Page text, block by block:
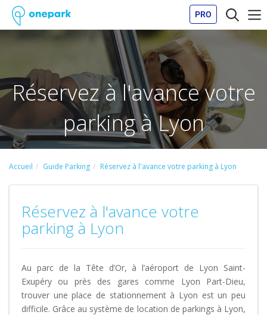
PRO
Réservez à l'avance votre
parking à Lyon
Accueil Guide Parking Réservez à l'avance votre parking à Lyon
Réservez à l'avance votre
parking à Lyon
Au parc de la Tête d’Or, à l’aéroport de Lyon Saint-
Exupéry ou près des gares comme Lyon Part-Dieu,
trouver une place de stationnement à Lyon est un peu
difficile. Grâce au système de location de parkings à Lyon,